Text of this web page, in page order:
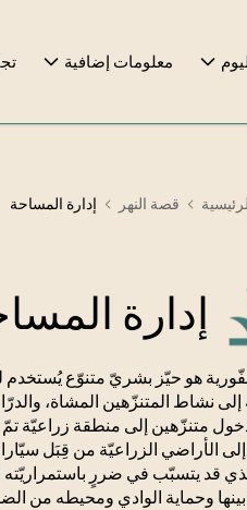
معلومات إضافية
قصة النهر إدارة المساحة
إدارة
هو حيّز بشريّ متنوّع يُستخدم
إلى نشاط المتنزّهين المشاة،
متنزّهين إلى منطقة زراعيّة
الأراضي الزراعيّة من قِبَل
قد يتسبّب في ضررٍ باستمراريّته
بينها وحماية الوادي ومحيطه من